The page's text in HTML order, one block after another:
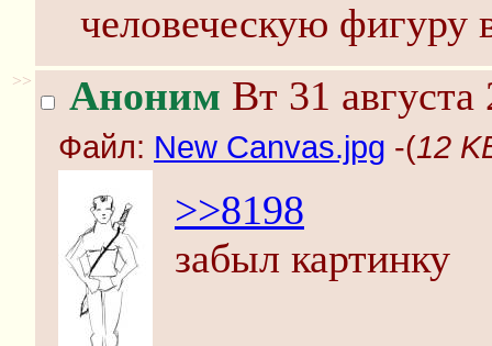
человеческую фигуру
>> Аноним Вт 31
Файл: New Canvas.jpg -(12
>>8198
забыл картинку